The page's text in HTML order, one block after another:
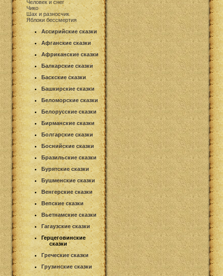
Человек и снег
Чико
Шах и разносчик
Яблоки бессмертия
Ассирийские сказки
Афганские сказки
Африканские сказки
Балкарские сказки
Баскские сказки
Башкирские сказки
Беломорские сказки
Белорусские сказки
Бирманские сказки
Болгарские сказки
Боснийские сказки
Бразильские сказки
Бурятские сказки
Бушменские сказки
Венгерские сказки
Вепские сказки
Вьетнамские сказки
Гагаузские сказки
Герцеговинские
сказки
Греческие сказки
Грузинские сказки